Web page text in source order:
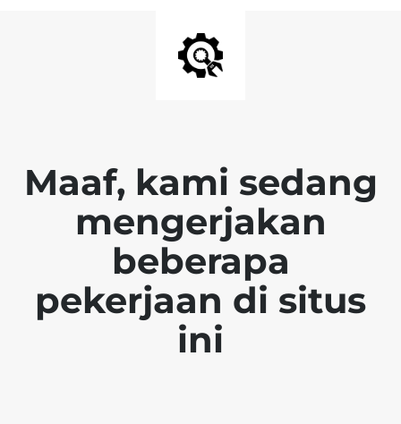
Maaf, kami sedang
mengerjakan
beberapa
pekerjaan di situs
ini